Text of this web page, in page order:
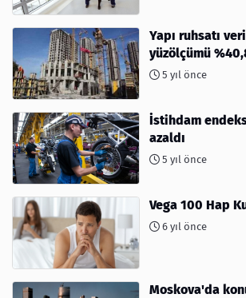
Yapı ruhsatı
yüzölçümü
5 yıl önce
İstihdam
azaldı
5 yıl önce
Vega 100 Hap
6 yıl önce
Moskova'da